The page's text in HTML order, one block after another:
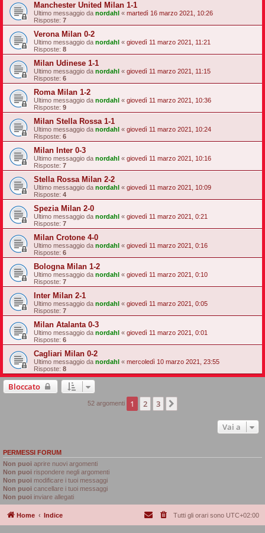
Manchester United Milan 1-1
Ultimo messaggio da nordahl « martedì 16 marzo 2021, 10:26
Risposte: 7
Verona Milan 0-2
Ultimo messaggio da nordahl « giovedì 11 marzo 2021, 11:21
Risposte: 8
Milan Udinese 1-1
Ultimo messaggio da nordahl « giovedì 11 marzo 2021, 11:15
Risposte: 6
Roma Milan 1-2
Ultimo messaggio da nordahl « giovedì 11 marzo 2021, 10:36
Risposte: 9
Milan Stella Rossa 1-1
Ultimo messaggio da nordahl « giovedì 11 marzo 2021, 10:24
Risposte: 6
Milan Inter 0-3
Ultimo messaggio da nordahl « giovedì 11 marzo 2021, 10:16
Risposte: 7
Stella Rossa Milan 2-2
Ultimo messaggio da nordahl « giovedì 11 marzo 2021, 10:09
Risposte: 4
Spezia Milan 2-0
Ultimo messaggio da nordahl « giovedì 11 marzo 2021, 0:21
Risposte: 7
Milan Crotone 4-0
Ultimo messaggio da nordahl « giovedì 11 marzo 2021, 0:16
Risposte: 6
Bologna Milan 1-2
Ultimo messaggio da nordahl « giovedì 11 marzo 2021, 0:10
Risposte: 7
Inter Milan 2-1
Ultimo messaggio da nordahl « giovedì 11 marzo 2021, 0:05
Risposte: 7
Milan Atalanta 0-3
Ultimo messaggio da nordahl « giovedì 11 marzo 2021, 0:01
Risposte: 6
Cagliari Milan 0-2
Ultimo messaggio da nordahl « mercoledì 10 marzo 2021, 23:55
Risposte: 8
Bloccato
52 argomenti 1 2 3
Vai a
PERMESSI FORUM
Non puoi aprire nuovi argomenti
Non puoi rispondere negli argomenti
Non puoi modificare i tuoi messaggi
Non puoi cancellare i tuoi messaggi
Non puoi inviare allegati
Home Indice Tutti gli orari sono UTC+02:00